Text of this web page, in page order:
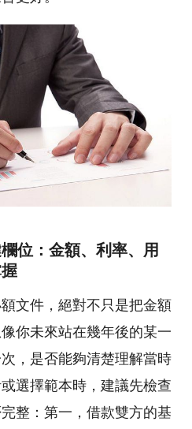
位：金額、利率、用
文件，絕對不只是把金額
你未來站在幾年後的某一
，是否能夠清楚理解當時
選擇範本時，建議先檢查
整：第一，借款雙方的基